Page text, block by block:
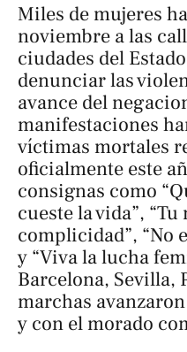
Miles de mujeres
noviembre a las
ciudades del
denunciar las
avance del
manifestaciones
víctimas mortales
oficialmente este
consignas como
cueste la vida”,
complicidad”, “No
y “Viva la lucha
Barcelona, Sevilla,
marchas
y con el morado